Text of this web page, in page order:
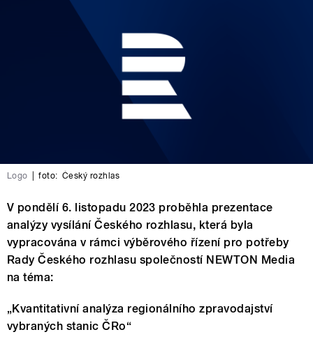
Logo foto: Český rozhlas
V pondělí 6. listopadu 2023 proběhla prezentace
analýzy vysílání Českého rozhlasu, která byla
vypracována v rámci výběrového řízení pro potřeby
Rady Českého rozhlasu společností NEWTON Media
na téma:
„Kvantitativní analýza regionálního zpravodajství
vybraných stanic ČRo“